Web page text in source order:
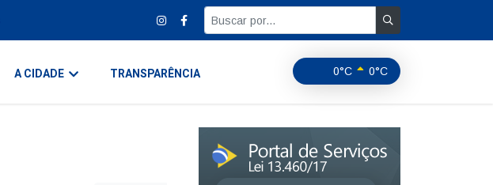
0°C 0°C
A CIDADE TRANSPARÊNCIA